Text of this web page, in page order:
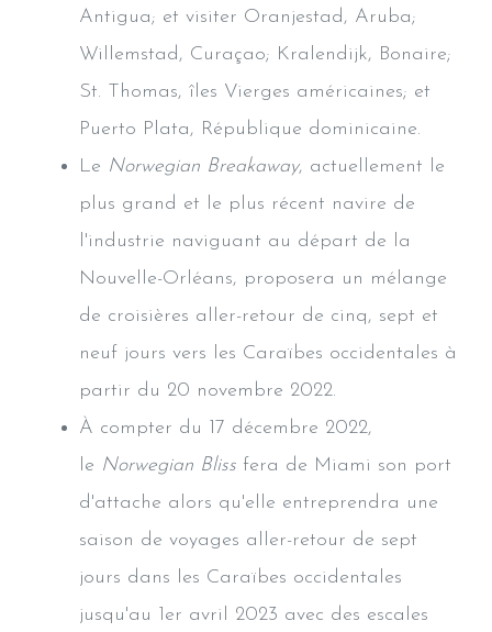
Antigua; et visiter Oranjestad, Aruba;
Willemstad, Curaçao; Kralendijk, Bonaire;
St. Thomas, îles Vierges américaines; et
Puerto Plata, République dominicaine.
Le Norwegian Breakaway, actuellement le
plus grand et le plus récent navire de
l'industrie naviguant au départ de la
Nouvelle-Orléans, proposera un mélange
de croisières aller-retour de cinq, sept et
neuf jours vers les Caraïbes occidentales à
partir du 20 novembre 2022.
À compter du 17 décembre 2022,
le Norwegian Bliss fera de Miami son port
d'attache alors qu'elle entreprendra une
saison de voyages aller-retour de sept
jours dans les Caraïbes occidentales
jusqu'au 1er avril 2023 avec des escales